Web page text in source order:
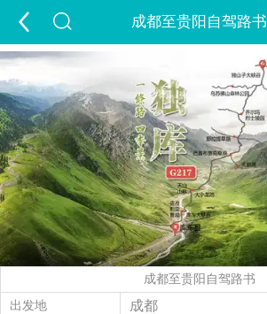
成都至贵阳自驾路书
出疆游 包车游
夏令营 夕阳红
景点 签证
精彩游记 旅行攻略
经营许可证 当地玩乐
成都至贵阳自驾路书
出发地
成都